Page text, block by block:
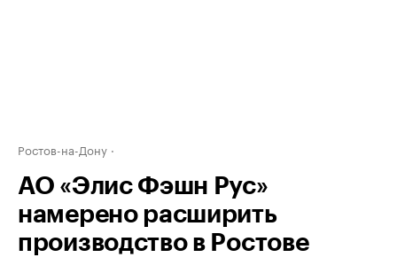
Ростов-на-Дону
АО «Элис Фэшн Рус»
намерено расширить
производство в Ростове